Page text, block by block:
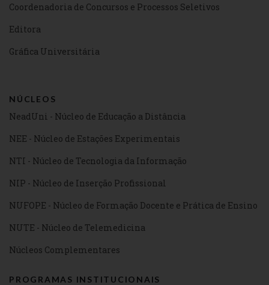
Coordenadoria de Concursos e Processos Seletivos
Editora
Gráfica Universitária
NÚCLEOS
NeadUni - Núcleo de Educação a Distância
NEE - Núcleo de Estações Experimentais
NTI - Núcleo de Tecnologia da Informação
NIP - Núcleo de Inserção Profissional
NUFOPE - Núcleo de Formação Docente e Prática de Ensino
NUTE - Núcleo de Telemedicina
Núcleos Complementares
PROGRAMAS INSTITUCIONAIS